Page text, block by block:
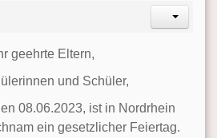
geehrte Eltern,
und Schüler,
08.06.2023, ist in Nordrhein
ein gesetzlicher Feiertag.